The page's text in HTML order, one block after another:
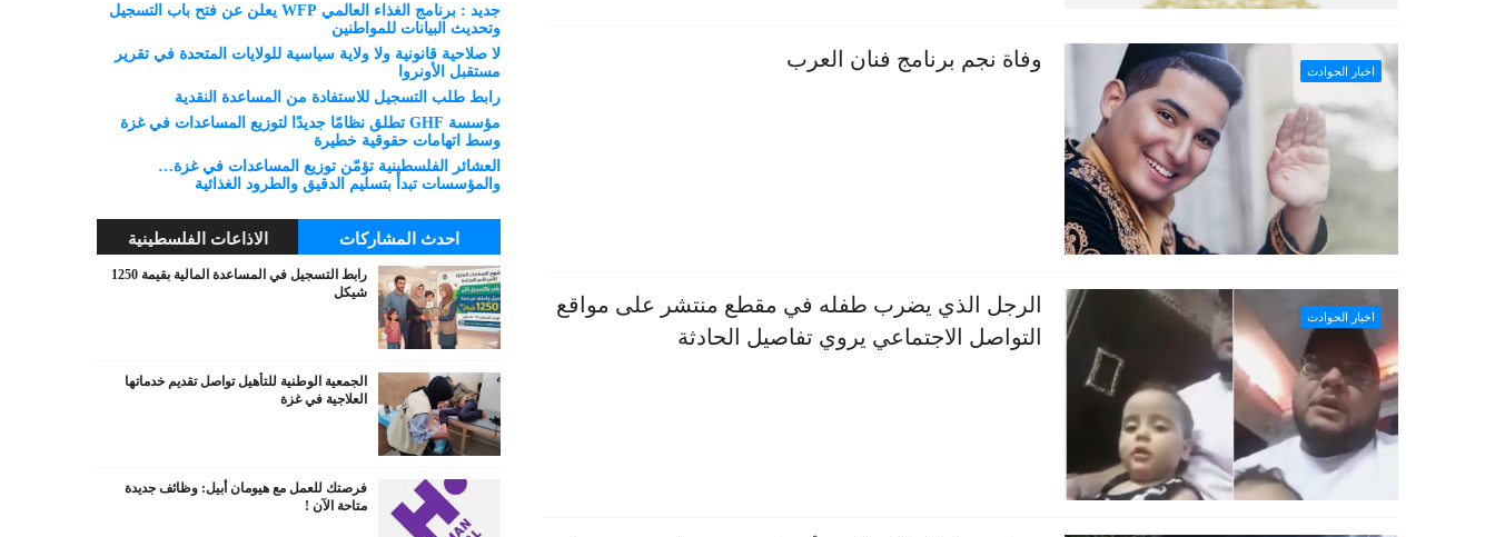
اخبار الحوادث وفاة نجم برنامج فنان العرب
اخبار الحوادث
الرجل الذي يضرب طفله في مقطع منتشر على مواقع
التواصل الاجتماعي يروي تفاصيل الحادثة
جديد : برنامج الغذاء العالمي WFP يعلن عن فتح باب التسجيل
وتحديث البيانات للمواطنين
لا صلاحية قانونية ولا ولاية سياسية للولايات المتحدة في تقرير
مستقبل الأونروا
رابط طلب التسجيل للاستفادة من المساعدة النقدية
مؤسسة GHF تطلق نظامًا جديدًا لتوزيع المساعدات في غزة
وسط اتهامات حقوقية خطيرة
العشائر الفلسطينية تؤمّن توزيع المساعدات في غزة…
والمؤسسات تبدأ بتسليم الدقيق والطرود الغذائية
احدث المشاركات الاذاعات الفلسطينية
رابط التسجيل في المساعدة المالية بقيمة 1250
شيكل
الجمعية الوطنية للتأهيل تواصل تقديم خدماتها
العلاجية في غزة
فرصتك للعمل مع هيومان أبيل: وظائف جديدة
متاحة الآن !